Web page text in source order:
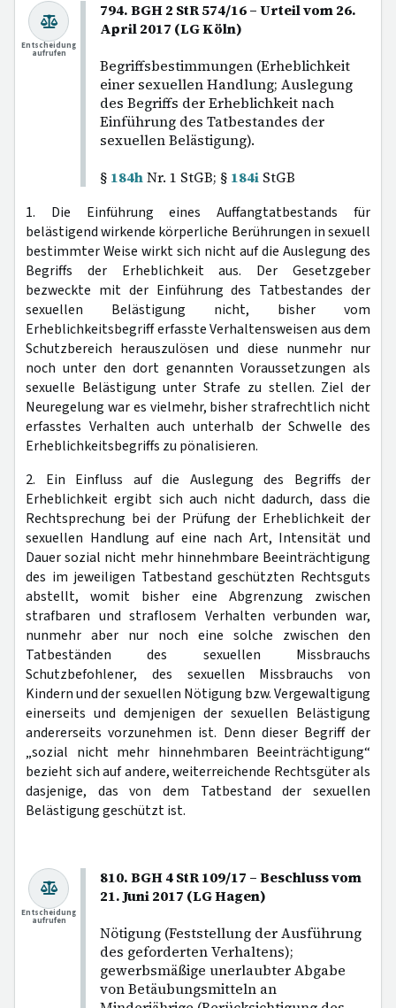
794. BGH 2 StR 574/16 – Urteil vom 26.
April 2017 (LG Köln)
Begriffsbestimmungen (Erheblichkeit
einer sexuellen Handlung; Auslegung
des Begriffs der Erheblichkeit nach
Einführung des Tatbestandes der
sexuellen Belästigung).
§ 184hNr. 1 StGB; § 184i StGB
Entscheidung
aufrufen
1. Die Einführung eines Auffangtatbestands für
belästigend wirkende körperliche Berührungen in sexuell
bestimmter Weise wirkt sich nicht auf die Auslegung des
Begriffs der Erheblichkeit aus. Der Gesetzgeber
bezweckte mit der Einführung des Tatbestandes der
sexuellen Belästigung nicht, bisher vom
Erheblichkeitsbegriff erfasste Verhaltensweisen aus dem
Schutzbereich herauszulösen und diese nunmehr nur
noch unter den dort genannten Voraussetzungen als
sexuelle Belästigung unter Strafe zu stellen. Ziel der
Neuregelung war es vielmehr, bisher strafrechtlich nicht
erfasstes Verhalten auch unterhalb der Schwelle des
Erheblichkeitsbegriffs zu pönalisieren.
2. Ein Einfluss auf die Auslegung des Begriffs der
Erheblichkeit ergibt sich auch nicht dadurch, dass die
Rechtsprechung bei der Prüfung der Erheblichkeit der
sexuellen Handlung auf eine nach Art, Intensität und
Dauer sozial nicht mehr hinnehmbare Beeinträchtigung
des im jeweiligen Tatbestand geschützten Rechtsguts
abstellt, womit bisher eine Abgrenzung zwischen
strafbaren und straflosem Verhalten verbunden war,
nunmehr aber nur noch eine solche zwischen den
Tatbeständen des sexuellen Missbrauchs
Schutzbefohlener, des sexuellen Missbrauchs von
Kindern und der sexuellen Nötigung bzw. Vergewaltigung
einerseits und demjenigen der sexuellen Belästigung
andererseits vorzunehmen ist. Denn dieser Begriff der
„sozial nicht mehr hinnehmbaren Beeinträchtigung“
bezieht sich auf andere, weiterreichende Rechtsgüter als
dasjenige, das von dem Tatbestand der sexuellen
Belästigung geschützt ist.
810. BGH 4 StR 109/17 – Beschluss vom
21. Juni 2017 (LG Hagen)
Nötigung (Feststellung der Ausführung
des geforderten Verhaltens);
gewerbsmäßige unerlaubter Abgabe
von Betäubungsmitteln an
Entscheidung
aufrufen